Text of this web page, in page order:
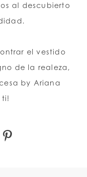
al descubierto
el vestido
de la realeza,
by Ariana